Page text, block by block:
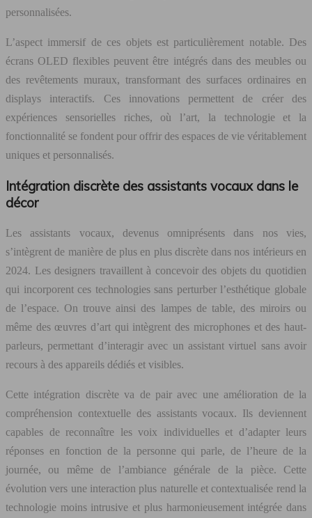
personnalisées.
L’aspect immersif de ces objets est particulièrement notable. Des
écrans OLED flexibles peuvent être intégrés dans des meubles ou
des revêtements muraux, transformant des surfaces ordinaires en
displays interactifs. Ces innovations permettent de créer des
expériences sensorielles riches, où l’art, la technologie et la
fonctionnalité se fondent pour offrir des espaces de vie véritablement
uniques et personnalisés.
Intégration discrète des assistants vocaux dans le
décor
Les assistants vocaux, devenus omniprésents dans nos vies,
s’intègrent de manière de plus en plus discrète dans nos intérieurs en
2024. Les designers travaillent à concevoir des objets du quotidien
qui incorporent ces technologies sans perturber l’esthétique globale
de l’espace. On trouve ainsi des lampes de table, des miroirs ou
même des œuvres d’art qui intègrent des microphones et des haut-
parleurs, permettant d’interagir avec un assistant virtuel sans avoir
recours à des appareils dédiés et visibles.
Cette intégration discrète va de pair avec une amélioration de la
compréhension contextuelle des assistants vocaux. Ils deviennent
capables de reconnaître les voix individuelles et d’adapter leurs
réponses en fonction de la personne qui parle, de l’heure de la
journée, ou même de l’ambiance générale de la pièce. Cette
évolution vers une interaction plus naturelle et contextualisée rend la
technologie moins intrusive et plus harmonieusement intégrée dans